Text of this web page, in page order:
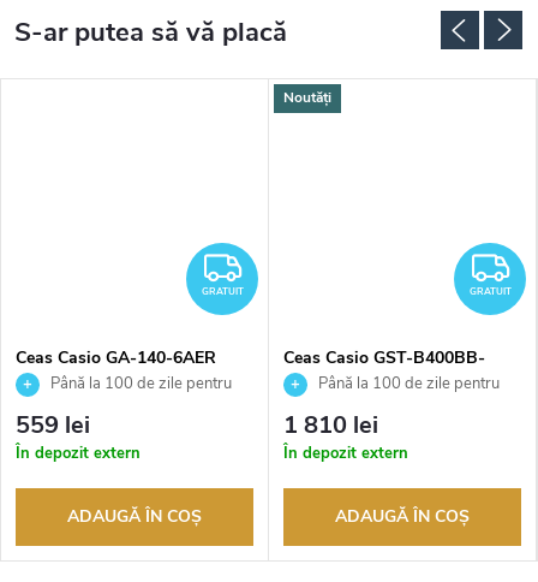
GRATUIT
GRATUIT
Ceas Casio GA-140-6AER
Până la 100 de zile pentru
returnarea bunurilor. Vânzător
autorizat
559 lei
În depozit extern
ADAUGĂ ÎN COŞ
Noutăți
GRATUIT
Ceas Casio GST-B400BB-
1AERPână la 100 de zile pentru
returnarea bunurilor. Vânzător
autorizat
1 810 lei
În depozit extern
ADAUGĂ ÎN COŞ